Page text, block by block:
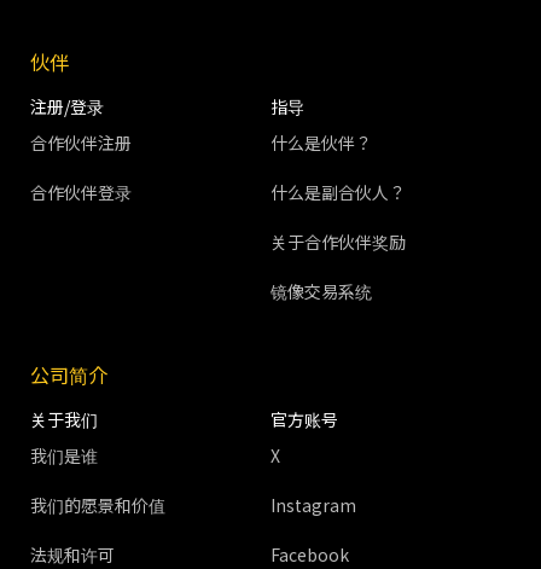
伙伴
注册/登录
合作伙伴注册
合作伙伴登录
指导
什么是伙伴？
什么是副合伙人？
关于合作伙伴奖励
镜像交易系统
公司简介
关于我们
我们是谁
我们的愿景和价值
法规和许可
官方账号
X
Instagram
Facebook